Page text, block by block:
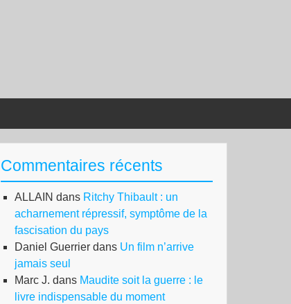
Commentaires récents
ALLAIN dans Ritchy Thibault : un
acharnement répressif, symptôme de la
fascisation du pays
Daniel Guerrier dans Un film n’arrive
jamais seul
Marc J. dans Maudite soit la guerre : le
livre indispensable du moment